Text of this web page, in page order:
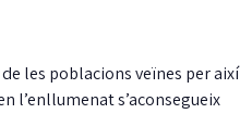
de les poblacions veïnes per així
l’enllumenat s’aconsegueix